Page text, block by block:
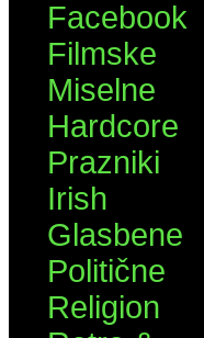
Facebook
Filmske
Miselne
Hardcore
Prazniki
Irish
Glasbene
Politične
Religion